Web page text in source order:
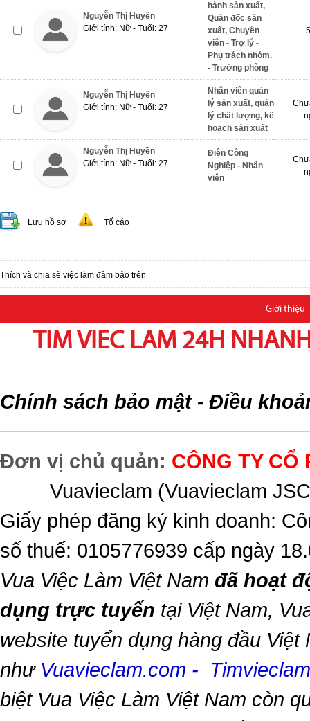
Nguyễn Thị Huyền
Giới tính: Nữ - Tuổi: 27
hành sản xuất,
Quản đốc sản
xuất, Chuyên
viên - Trợ lý -
Phụ trách nhóm.
- Trưởng phòng
Nguyễn Thị Huyền
Giới tính: Nữ - Tuổi: 27
Nhân viên quản
lý sản xuất, quản
lý chất lượng, kế
hoạch sản xuất
Nguyễn Thị Huyền
Giới tính: Nữ - Tuổi: 27
Điện Công
Nghiệp - Nhân
viên
Lưu hồ sơ Tố cáo
Thích và chia sẽ việc làm đảm bảo trên
Giới thiệu
TIM VIEC LAM 24H
Chính sách bảo mật- Điều
Đơn vị chủ quản: CÔNG TY CỔ
Vuavieclam (Vuavieclam
Giấy phép đăng ký kinh doanh:
số thuế: 0105776939 cấp ngày
Vua Việc Làm Việt Nam đã hoạt
dụng trực tuyến tại Việt Nam,
website tuyển dụng hàng đầu Việt
như Vuavieclam.com -
biệt Vua Việc Làm Việt Nam còn